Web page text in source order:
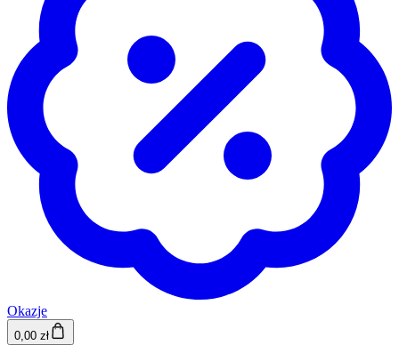
Okazje
0,00 zł